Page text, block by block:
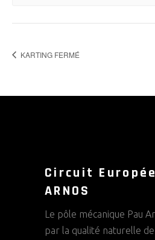
KARTING FERMÉ
Circuit
ARNOS
Le pôle mécanique Pau
par la qualité naturelle